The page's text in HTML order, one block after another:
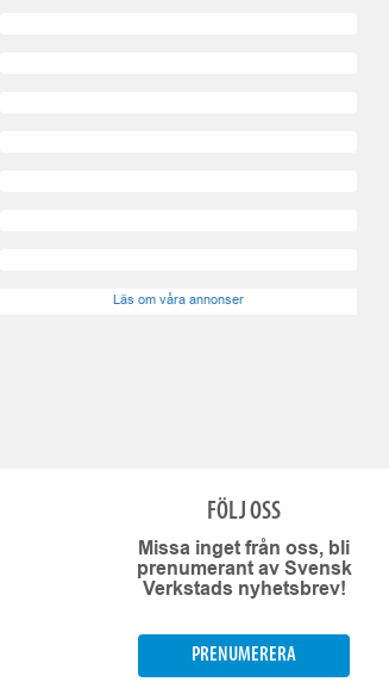
Läs om våra annonser
FÖLJ OSS
Missa inget från oss, bli
prenumerant av Svensk
Verkstads nyhetsbrev!
PRENUMERERA